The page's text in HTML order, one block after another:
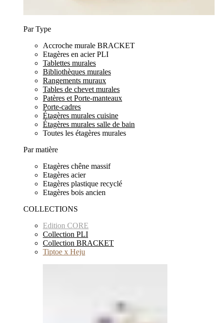
Par Type
Accroche murale BRACKET
Etagères en acier PLI
Tablettes murales
Bibliothèques murales
Rangements muraux
Tables de chevet murales
Patères et Porte-manteaux
Porte-cadres
Étagères murales cuisine
Étagères murales salle de bain
Toutes les étagères murales
Par matière
Etagères chêne massif
Etagères acier
Etagères plastique recyclé
Etagères bois ancien
COLLECTIONS
Edition CORE
Collection PLI
Collection BRACKET
Tiptoe x Heju